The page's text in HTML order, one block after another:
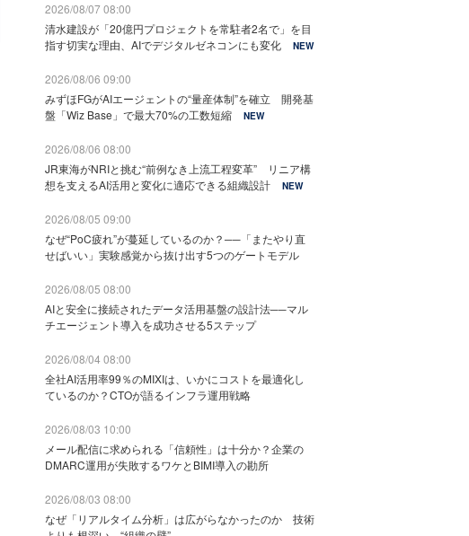
2026/08/07 08:00
清水建設が「20億円プロジェクトを常駐者2名で」を目
指す切実な理由、AIでデジタルゼネコンにも変化
NEW
2026/08/06 09:00
みずほFGがAIエージェントの“量産体制”を確立 開発基
盤「Wiz Base」で最大70%の工数短縮
NEW
2026/08/06 08:00
JR東海がNRIと挑む“前例なき上流工程変革” リニア構
想を支えるAI活用と変化に適応できる組織設計
NEW
2026/08/05 09:00
なぜ“PoC疲れ”が蔓延しているのか？──「またやり直
せばいい」実験感覚から抜け出す5つのゲートモデル
2026/08/05 08:00
AIと安全に接続されたデータ活用基盤の設計法──マル
チエージェント導入を成功させる5ステップ
2026/08/04 08:00
全社AI活用率99％のMIXIは、いかにコストを最適化し
ているのか？CTOが語るインフラ運用戦略
2026/08/03 10:00
メール配信に求められる「信頼性」は十分か？企業の
DMARC運用が失敗するワケとBIMI導入の勘所
2026/08/03 08:00
なぜ「リアルタイム分析」は広がらなかったのか 技術